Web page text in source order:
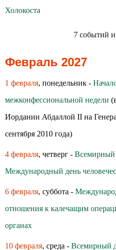
Холокоста
7 событий
Февраль 2027
1 февраля, понедельник -
межконфессиональной недели
Иордании Абдаллой II на
сентября 2010 года)
4 февраля, четверг - Всемирный
Международный день
6 февраля, суббота -
отношения к калечащим
органах
10 февраля, среда - Всемирный